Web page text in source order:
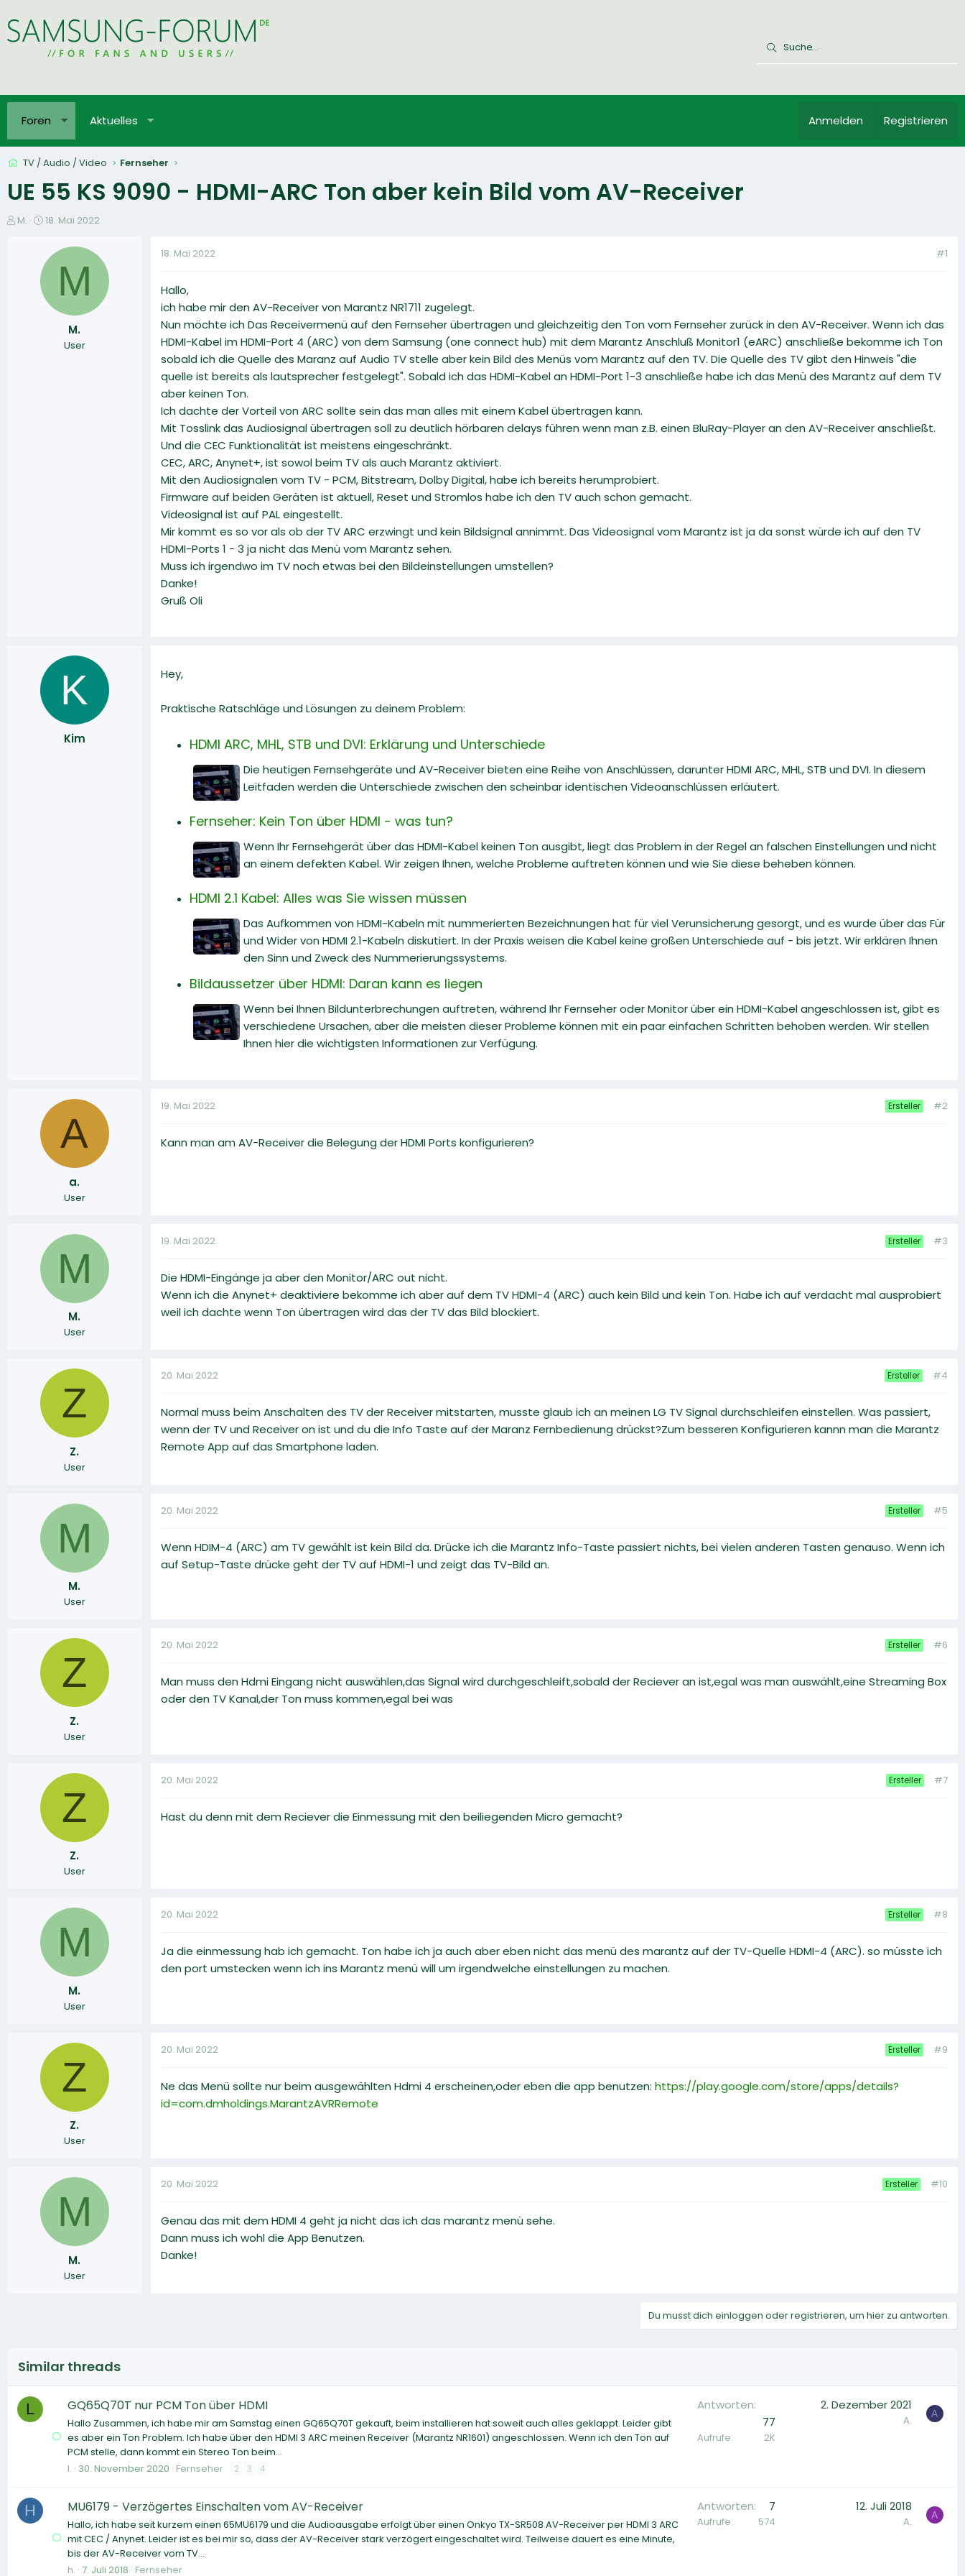
Foren Aktuelles Anmelden Registrieren
TV / Audio / Video Fernseher
UE 55 KS 9090 - HDMI-ARC Ton aber kein Bild vom AV-Receiver
E
M.
E
t
l
18. Mai 2022
M
M.
User
18. Mai 2022 #1
Hallo,
ich habe mir den AV-Receiver von Marantz NR1711 zugelegt.
Nun möchte ich Das Receivermenü auf den Fernseher übertragen und gleichzeitig den Ton vom Fernseher zurück in den AV-Receiver. Wenn ich das
HDMI-Kabel im HDMI-Port 4 (ARC) von dem Samsung (one connect hub) mit dem Marantz Anschluß Monitor1 (eARC) anschließe bekomme ich Ton
sobald ich die Quelle des Maranz auf Audio TV stelle aber kein Bild des Menüs vom Marantz auf den TV. Die Quelle des TV gibt den Hinweis "die
quelle ist bereits als lautsprecher festgelegt". Sobald ich das HDMI-Kabel an HDMI-Port 1-3 anschließe habe ich das Menü des Marantz auf dem TV
aber keinen Ton.
Ich dachte der Vorteil von ARC sollte sein das man alles mit einem Kabel übertragen kann.
Mit Tosslink das Audiosignal übertragen soll zu deutlich hörbaren delays führen wenn man z.B. einen BluRay-Player an den AV-Receiver anschließt.
Und die CEC Funktionalität ist meistens eingeschränkt.
CEC, ARC, Anynet+, ist sowol beim TV als auch Marantz aktiviert.
Mit den Audiosignalen vom TV - PCM, Bitstream, Dolby Digital, habe ich bereits herumprobiert.
Firmware auf beiden Geräten ist aktuell, Reset und Stromlos habe ich den TV auch schon gemacht.
Videosignal ist auf PAL eingestellt.
Mir kommt es so vor als ob der TV ARC erzwingt und kein Bildsignal annimmt. Das Videosignal vom Marantz ist ja da sonst würde ich auf den TV
HDMI-Ports 1 - 3 ja nicht das Menü vom Marantz sehen.
Muss ich irgendwo im TV noch etwas bei den Bildeinstellungen umstellen?
Danke!
Gruß Oli
K
Kim
Hey,
Praktische Ratschläge und Lösungen zu deinem Problem:
HDMI ARC, MHL, STB und DVI: Erklärung und Unterschiede
Die heutigen Fernsehgeräte und AV-Receiver bieten eine Reihe von Anschlüssen, darunter HDMI ARC, MHL, STB und DVI. In diesem
Leitfaden werden die Unterschiede zwischen den scheinbar identischen Videoanschlüssen erläutert.
Fernseher: Kein Ton über HDMI - was tun?
Wenn Ihr Fernsehgerät über das HDMI-Kabel keinen Ton ausgibt, liegt das Problem in der Regel an falschen Einstellungen und nicht
an einem defekten Kabel. Wir zeigen Ihnen, welche Probleme auftreten können und wie Sie diese beheben können.
HDMI 2.1 Kabel: Alles was Sie wissen müssen
Das Aufkommen von HDMI-Kabeln mit nummerierten Bezeichnungen hat für viel Verunsicherung gesorgt, und es wurde über das Für
und Wider von HDMI 2.1-Kabeln diskutiert. In der Praxis weisen die Kabel keine großen Unterschiede auf - bis jetzt. Wir erklären Ihnen
den Sinn und Zweck des Nummerierungssystems.
Bildaussetzer über HDMI: Daran kann es liegen
Wenn bei Ihnen Bildunterbrechungen auftreten, während Ihr Fernseher oder Monitor über ein HDMI-Kabel angeschlossen ist, gibt es
verschiedene Ursachen, aber die meisten dieser Probleme können mit ein paar einfachen Schritten behoben werden. Wir stellen
Ihnen hier die wichtigsten Informationen zur Verfügung.
A
a.
User
19. Mai 2022 Ersteller #2
Kann man am AV-Receiver die Belegung der HDMI Ports konfigurieren?
M
M.
User
19. Mai 2022 Ersteller #3
Die HDMI-Eingänge ja aber den Monitor/ARC out nicht.
Wenn ich die Anynet+ deaktiviere bekomme ich aber auf dem TV HDMI-4 (ARC) auch kein Bild und kein Ton. Habe ich auf verdacht mal ausprobiert
weil ich dachte wenn Ton übertragen wird das der TV das Bild blockiert.
Z
Z.
User
20. Mai 2022 Ersteller #4
Normal muss beim Anschalten des TV der Receiver mitstarten, musste glaub ich an meinen LG TV Signal durchschleifen einstellen. Was passiert,
wenn der TV und Receiver on ist und du die Info Taste auf der Maranz Fernbedienung drückst?Zum besseren Konfigurieren kannn man die Marantz
Remote App auf das Smartphone laden.
M
M.
User
20. Mai 2022 Ersteller #5
Wenn HDIM-4 (ARC) am TV gewählt ist kein Bild da. Drücke ich die Marantz Info-Taste passiert nichts, bei vielen anderen Tasten genauso. Wenn ich
auf Setup-Taste drücke geht der TV auf HDMI-1 und zeigt das TV-Bild an.
Z
Z.
User
20. Mai 2022 Ersteller #6
Man muss den Hdmi Eingang nicht auswählen,das Signal wird durchgeschleift,sobald der Reciever an ist,egal was man auswählt,eine Streaming Box
oder den TV Kanal,der Ton muss kommen,egal bei was
Z
Z.
User
20. Mai 2022 Ersteller #7
Hast du denn mit dem Reciever die Einmessung mit den beiliegenden Micro gemacht?
M
M.
User
20. Mai 2022 Ersteller #8
Ja die einmessung hab ich gemacht. Ton habe ich ja auch aber eben nicht das menü des marantz auf der TV-Quelle HDMI-4 (ARC). so müsste ich
den port umstecken wenn ich ins Marantz menü will um irgendwelche einstellungen zu machen.
Z
Z.
User
20. Mai 2022 Ersteller #9
Ne das Menü sollte nur beim ausgewählten Hdmi 4 erscheinen,oder eben die app benutzen: https://play.google.com/store/apps/details?
id=com.dmholdings.MarantzAVRRemote
M
M.
User
20. Mai 2022 Ersteller #10
Genau das mit dem HDMI 4 geht ja nicht das ich das marantz menü sehe.
Dann muss ich wohl die App Benutzen.
Danke!
Du musst dich einloggen oder registrieren, um hier zu antworten.
Similar threads
L GQ65Q70T nur PCM Ton über HDMI
Hallo Zusammen, ich habe mir am Samstag einen GQ65Q70T gekauft, beim installieren hat soweit auch alles geklappt. Leider gibt
es aber ein Ton Problem. Ich habe über den HDMI 3 ARC meinen Receiver (Marantz NR1601) angeschlossen. Wenn ich den Ton auf
PCM stelle, dann kommt ein Stereo Ton beim...
l. 30. November 2020 Fernseher 2 3 4
Antworten
77
Aufrufe 2K
2. Dezember 2021
A. A
H MU6179 - Verzögertes Einschalten vom AV-Receiver
Hallo, ich habe seit kurzem einen 65MU6179 und die Audioausgabe erfolgt über einen Onkyo TX-SR508 AV-Receiver per HDMI 3 ARC
mit CEC / Anynet. Leider ist es bei mir so, dass der AV-Receiver stark verzögert eingeschaltet wird. Teilweise dauert es eine Minute,
bis der AV-Receiver vom TV...
h. 7. Juli 2018 Fernseher
Antworten 7
Aufrufe 574
12. Juli 2018
A. A